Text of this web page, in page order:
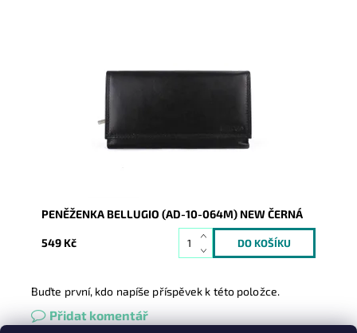
žádanosti u zákaznic. Klasika, která nezklame.
2 roky
PENĚŽENKA BELLUGIO (AD-10-064M) NEW ČERNÁ
549 Kč
Buďte první, kdo napíše příspěvek k této položce.
Přidat komentář